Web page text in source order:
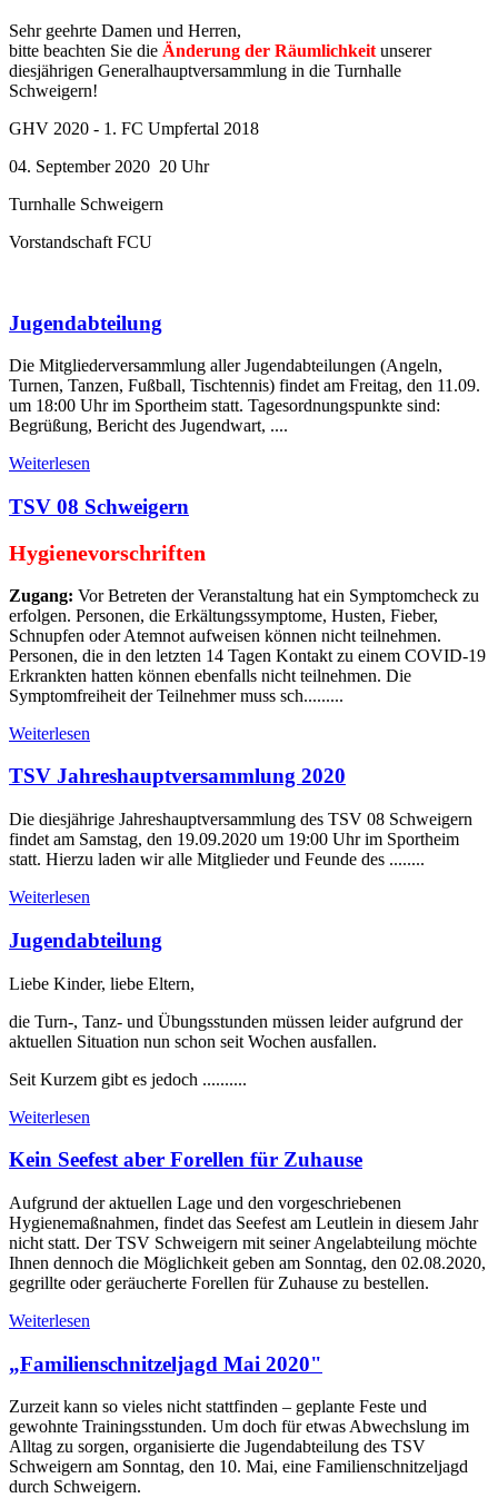
Sehr geehrte Damen und Herren,
bitte beachten Sie die Änderung der Räumlichkeit unserer
diesjährigen Generalhauptversammlung in die Turnhalle
Schweigern!
GHV 2020 - 1. FC Umpfertal 2018
04. September 2020 20 Uhr
Turnhalle Schweigern
Vorstandschaft FCU
Jugendabteilung
Die Mitgliederversammlung aller Jugendabteilungen (Angeln,
Turnen, Tanzen, Fußball, Tischtennis) findet am Freitag, den 11.09.
um 18:00 Uhr im Sportheim statt. Tagesordnungspunkte sind:
Begrüßung, Bericht des Jugendwart, ....
Weiterlesen
TSV 08 Schweigern
Hygienevorschriften
Zugang: Vor Betreten der Veranstaltung hat ein Symptomcheck zu
erfolgen. Personen, die Erkältungssymptome, Husten, Fieber,
Schnupfen oder Atemnot aufweisen können nicht teilnehmen.
Personen, die in den letzten 14 Tagen Kontakt zu einem COVID-19
Erkrankten hatten können ebenfalls nicht teilnehmen. Die
Symptomfreiheit der Teilnehmer muss sch.........
Weiterlesen
TSV Jahreshauptversammlung 2020
Die diesjährige Jahreshauptversammlung des TSV 08 Schweigern
findet am Samstag, den 19.09.2020 um 19:00 Uhr im Sportheim
statt. Hierzu laden wir alle Mitglieder und Feunde des ........
Weiterlesen
Jugendabteilung
Liebe Kinder, liebe Eltern,
die Turn-, Tanz- und Übungsstunden müssen leider aufgrund der
aktuellen Situation nun schon seit Wochen ausfallen.
Seit Kurzem gibt es jedoch ..........
Weiterlesen
Kein Seefest aber Forellen für Zuhause
Aufgrund der aktuellen Lage und den vorgeschriebenen
Hygienemaßnahmen, findet das Seefest am Leutlein in diesem Jahr
nicht statt. Der TSV Schweigern mit seiner Angelabteilung möchte
Ihnen dennoch die Möglichkeit geben am Sonntag, den 02.08.2020,
gegrillte oder geräucherte Forellen für Zuhause zu bestellen.
Weiterlesen
„Familienschnitzeljagd Mai 2020"
Zurzeit kann so vieles nicht stattfinden – geplante Feste und
gewohnte Trainingsstunden. Um doch für etwas Abwechslung im
Alltag zu sorgen, organisierte die Jugendabteilung des TSV
Schweigern am Sonntag, den 10. Mai, eine Familienschnitzeljagd
durch Schweigern.